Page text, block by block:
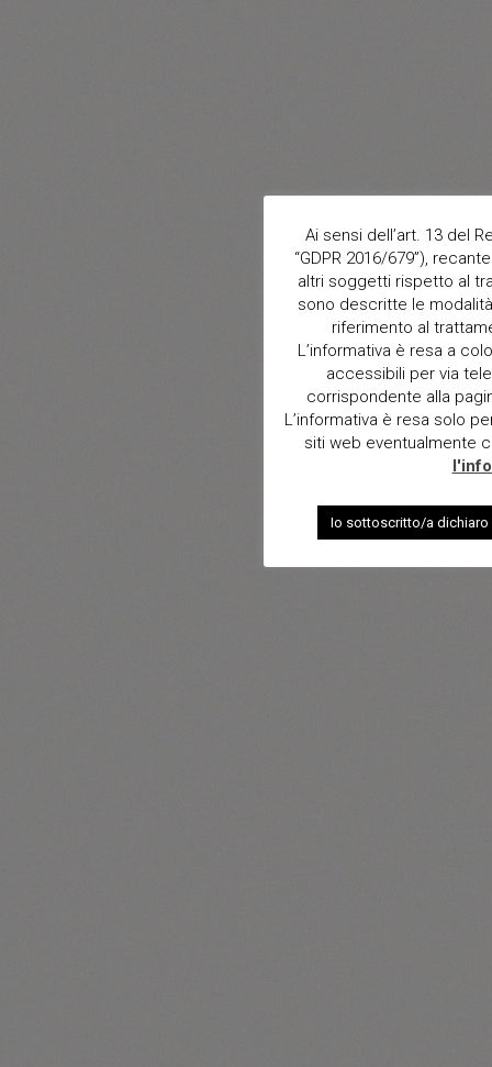
Ai sensi dell’art. 13 del
“GDPR 2016/679”),
altri soggetti rispetto al
sono descritte le
riferimento al
L’informativa è resa a
accessibili per via
corrispondente alla
L’informativa è resa solo
siti web eventualmente
Io sottoscritto/a dichiaro